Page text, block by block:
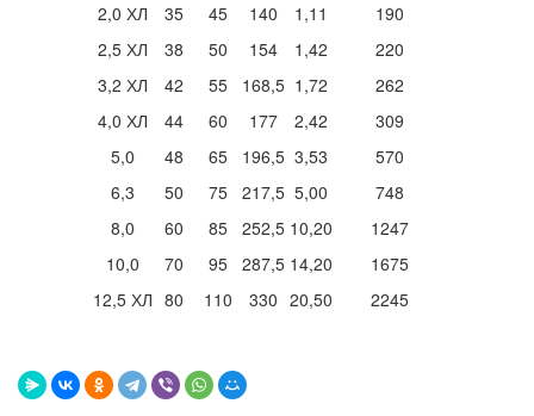
2,0 ХЛ
35 45 140 1,11
190
2,5 ХЛ
38 50 154 1,42
220
3,2 ХЛ
42 55 168,5 1,72
262
4,0 ХЛ
44 60 177 2,42
309
5,0
48 65 196,5 3,53
570
6,3
50 75 217,5 5,00
748
8,0
60 85 252,5 10,20
1247
10,0
70 95 287,5 14,20
1675
12,5 ХЛ 80 110 330 20,50 2245